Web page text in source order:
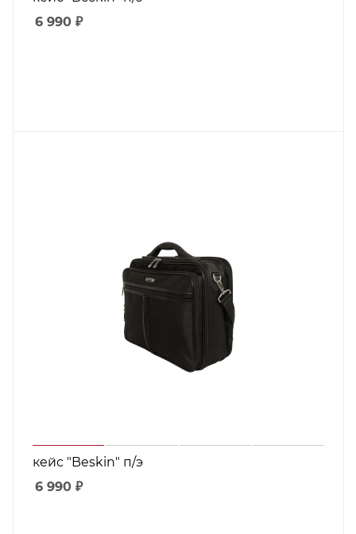
6 990 ₽
кейс "Beskin" п/э
6 990 ₽